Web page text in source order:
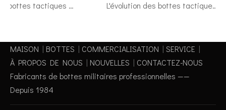
Comment les bottes tactiques militaires peuvent améliorer vos aventures en plein air L'évolution des bottes tactiques: de l'utilisation militaire à l'usure quotidienne
MAISON | BOTTES | COMMERCIALISATION | SERVICE |
À PROPOS DE NOUS | NOUVELLES | CONTACTEZ-NOUS
Fabricants de bottes militaires professionnelles ——
Depuis 1984